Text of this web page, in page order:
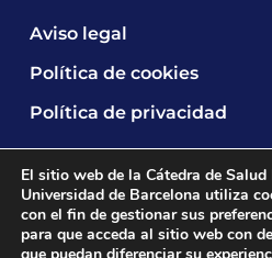
Aviso legal
Política de cookies
Política de privacidad
El sitio web de la Cátedra de
Universidad de Barcelona utiliza
con el fin de gestionar sus
para que acceda al sitio web con